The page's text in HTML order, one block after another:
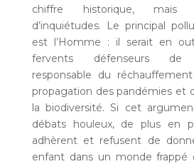
chiffre historique, mais
d’inquiétudes. Le principal
est l’Homme : il serait en
fervents défenseurs de
responsable du
propagation des pandémies et
la biodiversité. Si cet
débats houleux, de plus en
adhèrent et refusent de
enfant dans un monde